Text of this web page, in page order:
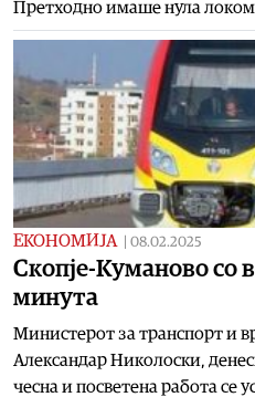
Претходно имаше нула
ЕКОНОМИЈА 08.02.2025
Скопје-Куманово со
минута
Министерот за транспорт и
Александар Николоски,
чесна и посветена работа се